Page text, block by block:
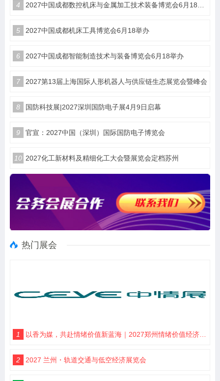
4 2027中国成都数控机床与金属加工技术装备博览会6月18举办
5 2027中国成都机床工具博览会6月18举办
6 2027中国成都智能制造技术与装备博览会6月18举办
7 2027第13届上海国际人形机器人与供应链生态展览会暨峰会
8 国防科技展|2027深圳国防电子展4月9日启幕
9 官宣：2027中国（深圳）国际国防电子博览会
10 2027化工新材料及精细化工大会暨展览会定档苏州
热门展会
1 以香为媒，共赴情绪价值新蓝海｜2027郑州情绪价值经济博览会・香氛产业馆
2 2027 兰州・轨道交通与低空经济展览会